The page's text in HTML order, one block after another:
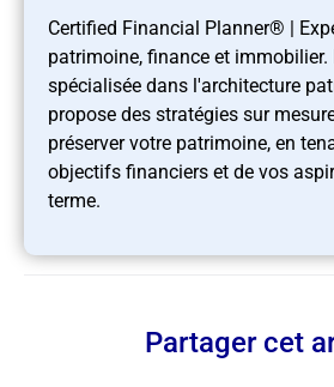
Certified Financial Planner® |
patrimoine, finance et immobilier.
spécialisée dans l'architecture
propose des stratégies sur
préserver votre patrimoine, en
objectifs financiers et de vos
terme.
Partager cet